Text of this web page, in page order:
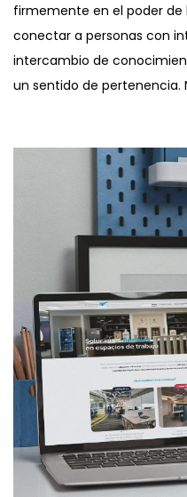
firmemente en el poder de
conectar a personas con
intercambio de
un sentido de pertenencia.